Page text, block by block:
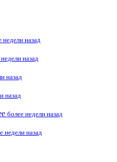
недели назад
назад
назад
назад
более недели назад
недели назад